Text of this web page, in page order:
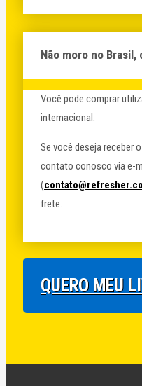
Não moro no
Você pode comprar
internacional.
Se você deseja receber
contato conosco via e-
(
frete.
QUERO MEU